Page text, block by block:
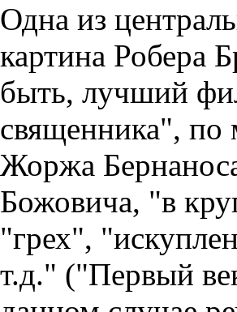
Одна из
картина Робера
быть, лучший
священника", по
Жоржа
Божовича, "в
"грех",
т.д." ("Первый